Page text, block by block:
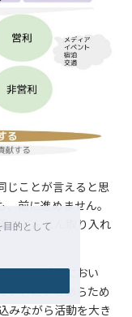
目的として
じことが言えると思
前に進めません。
をどんどん取り入れ
ための活動におい
いきたいとあらため
みながら活動を大き